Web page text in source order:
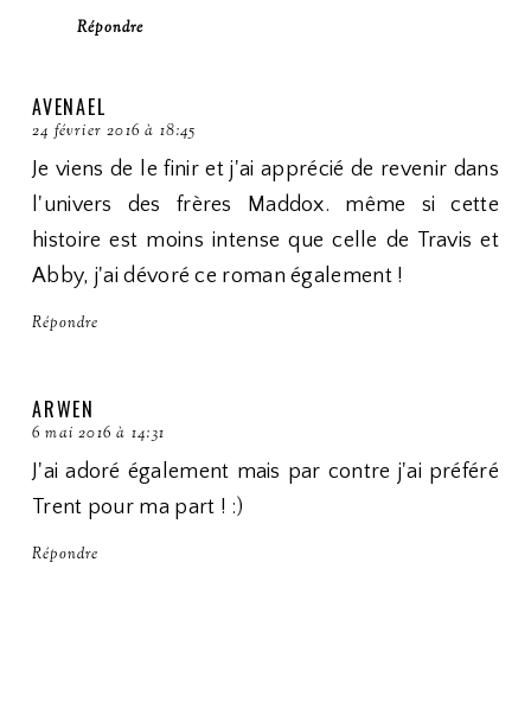
Répondre
AVENAEL
24 février 2016 à 18:45
Je viens de le finir et j'ai apprécié de revenir dans
l'univers des frères Maddox. même si cette
histoire est moins intense que celle de Travis et
Abby, j'ai dévoré ce roman également !
Répondre
ARWEN
6 mai 2016 à 14:31
J'ai adoré également mais par contre j'ai préféré
Trent pour ma part ! :)
Répondre